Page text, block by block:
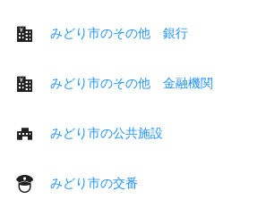
みどり市のその他 銀行
みどり市のその他 金融機関
みどり市の公共施設
みどり市の交番